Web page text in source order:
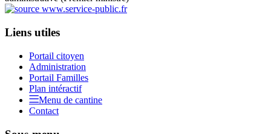
Liens utiles
Portail citoyen
Administration
Portail Familles
Plan intéractif
Menu de cantine
Contact